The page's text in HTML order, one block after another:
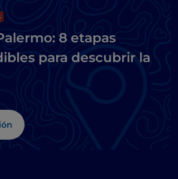
8 etapas
para descubrir la